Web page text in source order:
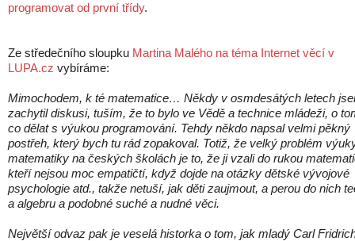
programovat od první třídy.
Ze středečního sloupku Martina Malého na téma Internet věcí v
LUPA.cz vybíráme:
Mimochodem, k té matematice… Někdy v osmdesátých letech
zachytil diskusi, tuším, že to bylo ve Vědě a technice mládeži, o
co dělat s výukou programování. Tehdy někdo napsal velmi pěkný
postřeh, který bych tu rád zopakoval. Totiž, že velký problém
matematiky na českých školách je to, že ji vzali do rukou
kteří nejsou moc empatičtí, když dojde na otázky dětské vývojové
psychologie atd., takže netuší, jak děti zaujmout, a perou do nich
a algebru a podobné suché a nudné věci.
Největší odvaz pak je veselá historka o tom, jak mladý Carl